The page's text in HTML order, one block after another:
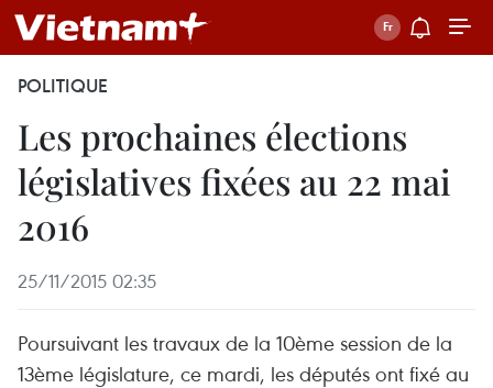
POLITIQUE
Les prochaines élections
législatives fixées au 22 mai
2016
25/11/2015 02:35
Poursuivant les travaux de la 10ème session de la
13ème législature, ce mardi, les députés ont fixé au